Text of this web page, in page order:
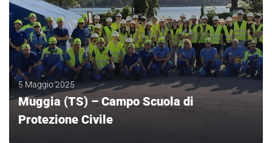
5 Maggio 2025
Muggia (TS) – Campo Scuola di
Protezione Civile